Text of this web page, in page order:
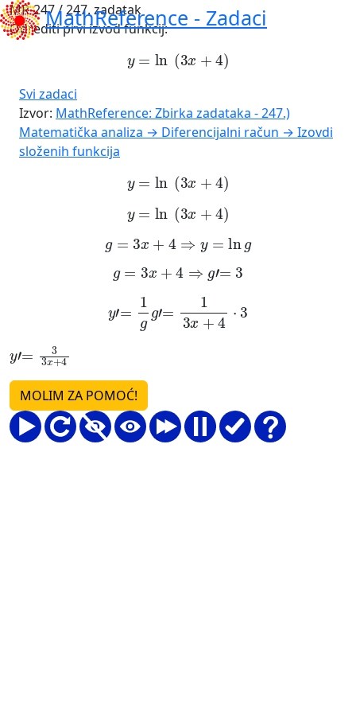
MathReference - Zadaci
MR-247 / 247. zadatak
Odrediti prvi izvod funkcij:
y=ln (3x+ 4
Svi zadaci
Izvor: MathReference: Zbirka zadataka - 247.)
Matematička analiza → Diferencijalni račun → Izovdi
složenih funkcija
y=ln (3x+ 4
y=ln (3x+ 4
g=3 x 4 ⇒y = lng
g =3x + 4⇒g '=3
1 x
x+
MOLIM ZA POMOĆ!